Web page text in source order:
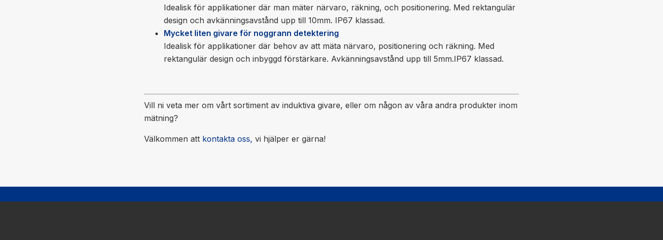
Idealisk för applikationer där man mäter närvaro, räkning, och positionering. Med rektangulär
design och avkänningsavstånd upp till 10mm. IP67 klassad.
Mycket liten givare för noggrann detektering
Idealisk för applikationer där behov av att mäta närvaro, positionering och räkning. Med
rektangulär design och inbyggd förstärkare. Avkänningsavstånd upp till 5mm.IP67 klassad.
Vill ni veta mer om vårt sortiment av induktiva givare, eller om någon av våra andra produkter inom
mätning?
Välkommen att kontakta oss, vi hjälper er gärna!